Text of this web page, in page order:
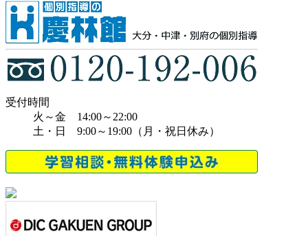
受付時間
火～金 14:00～22:00
土・日 9:00～19:00（月・祝日休み）